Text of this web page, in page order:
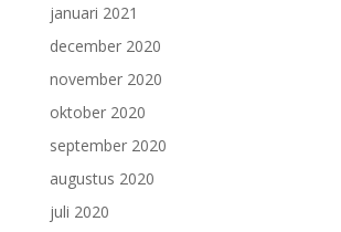
januari 2021
december 2020
november 2020
oktober 2020
september 2020
augustus 2020
juli 2020